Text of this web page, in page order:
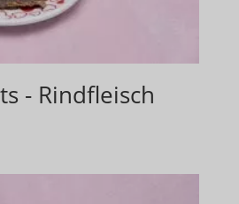
- Rindfleisch